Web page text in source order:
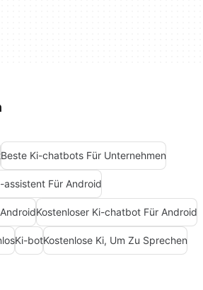
Beste Ki-chatbots Für Unternehmen
assistent Für Android
Kostenloser Ki-chatbot Für Android
Ki-botKostenlose Ki, Um Zu Sprechen